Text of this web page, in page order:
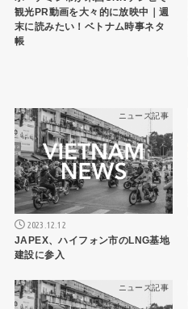
観光PR動画を大々的に放映中｜週
末に読みたい！ベトナム時事ネタ
帳
ニュース記事
2023.12.12
JAPEX、ハイフォン市のLNG基地
建設に参入
ニュース記事